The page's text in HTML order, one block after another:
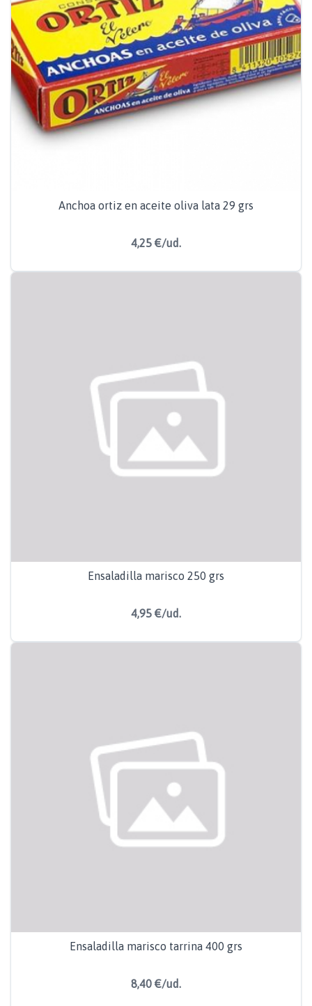
Anchoa ortiz en aceite oliva lata 29 grs
4,25 €/ud.
Ensaladilla marisco 250 grs
4,95 €/ud.
Ensaladilla marisco tarrina 400 grs
8,40 €/ud.